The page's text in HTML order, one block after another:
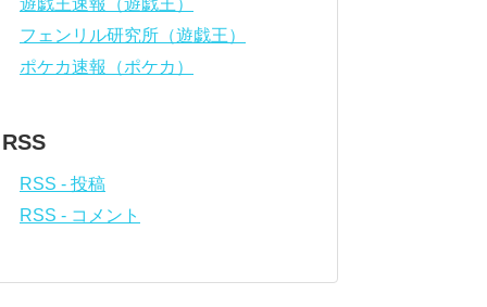
遊戯王速報（遊戯王）
フェンリル研究所（遊戯王）
ポケカ速報（ポケカ）
RSS
RSS - 投稿
RSS - コメント